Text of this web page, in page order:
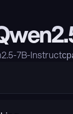
7B-